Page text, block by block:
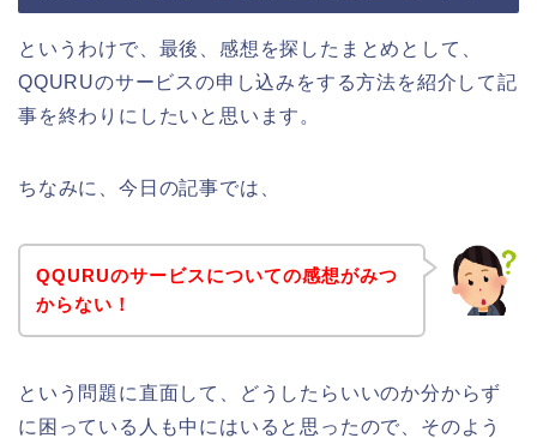
というわけで、最後、感想を探したまとめとして、
QQURUのサービスの申し込みをする方法を紹介して記
事を終わりにしたいと思います。
ちなみに、今日の記事では、
QQURUのサービスについての感想がみつ
からない！
という問題に直面して、どうしたらいいのか分からず
に困っている人も中にはいると思ったので、そのよう